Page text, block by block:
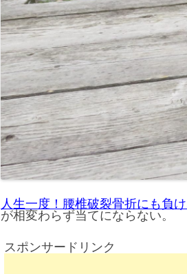
人生一度！腰椎破裂骨折にも負け
が相変わらず当てにならない。
スポンサードリンク